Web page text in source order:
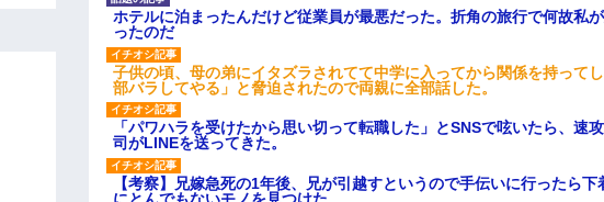
ホテルに泊まったんだけど従業員が最悪だった。折角の旅行で何故私
ったのだ
子供の頃、母の弟にイタズラされてて中学に入ってから関係を持って
部バラしてやる」と脅迫されたので両親に全部話した。
「パワハラを受けたから思い切って転職した」とSNSで呟いたら、速
司がLINEを送ってきた。
【考察】兄嫁急死の1年後、兄が引越すというので手伝いに行ったら
にとんでもないモノを見つけた